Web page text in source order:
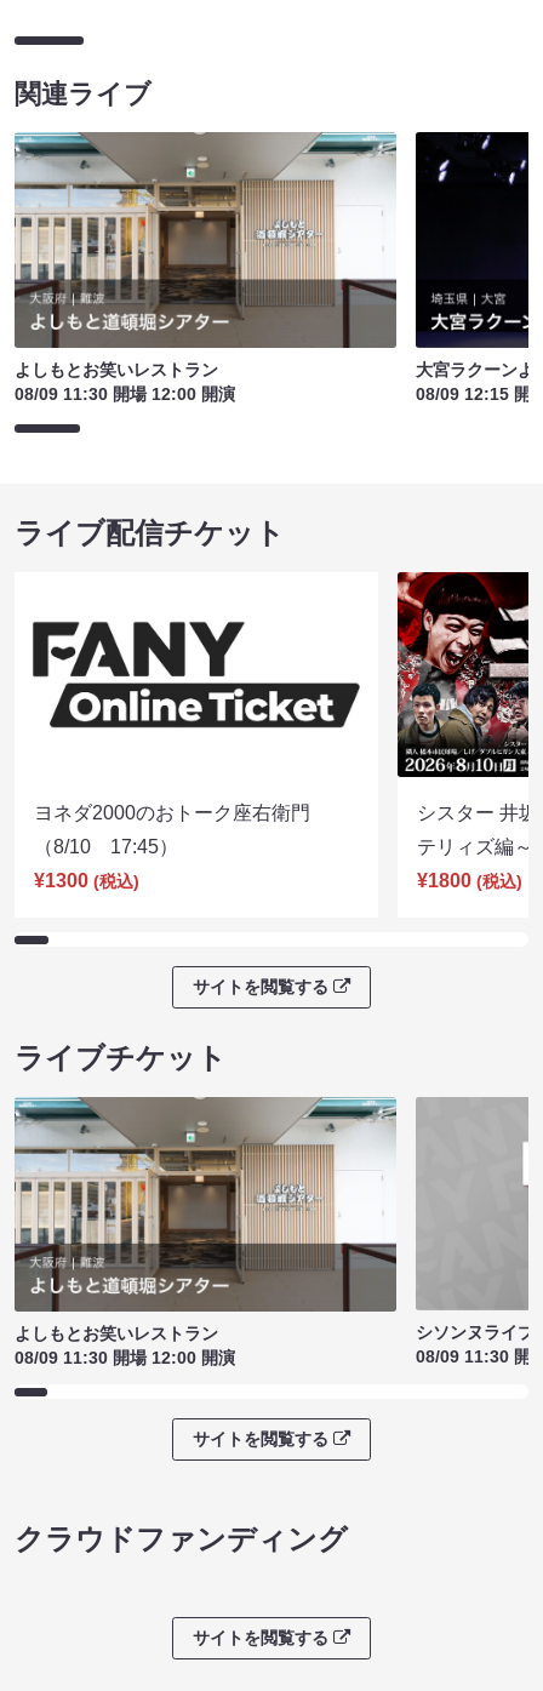
関連ライブ
よしもとお笑いレストラン
08/09 11:30 開場 12:00 開演
大宮ラクーンよ
08/09 12:15 開
ライブ配信チケット
ヨネダ2000のおトーク座右衛門
（8/10 17:45）
¥1300 (税込)
シスター 井
テリィズ編
¥1800 (税込)
サイトを閲覧する
ライブチケット
よしもとお笑いレストラン
08/09 11:30 開場 12:00 開演
シソンヌライ
08/09 11:30 開
サイトを閲覧する
クラウドファンディング
サイトを閲覧する